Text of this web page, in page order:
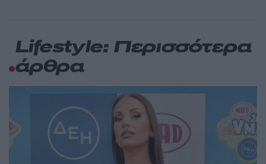
Lifestyle: Περισσότερα
άρθρα